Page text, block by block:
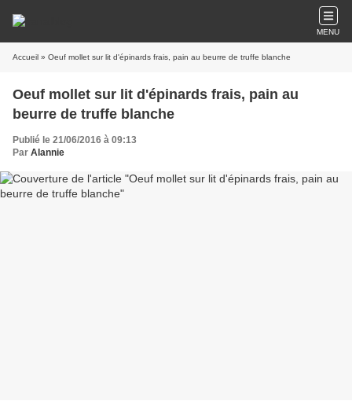
MENU
Accueil » Oeuf mollet sur lit d'épinards frais, pain au beurre de truffe blanche
Oeuf mollet sur lit d'épinards frais, pain au
beurre de truffe blanche
Publié le 21/06/2016 à 09:13
Par Alannie